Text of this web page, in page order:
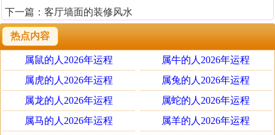
须选择吉日，且要与老板和从业人员的五行相辅。
首先要讲求的是，颜色之五行，要与命运之五行、行业之
五行、店铺之五行相生或者相辅。装饰时内部格局之五行
要与你从事的事业之五行相辅。财神的位置一定要安放在
财位或者吉位上。如无法做到不如不放。商铺装修动工的
日期，须选择吉日，且要与老板和从业人员的五行相辅。
下一篇： 客厅墙面的装修风水
热点内容
属鼠的人2026年运程
属牛的人2026年运程
属虎的人2026年运程
属兔的人2026年运程
属龙的人2026年运程
属蛇的人2026年运程
属马的人2026年运程
属羊的人2026年运程